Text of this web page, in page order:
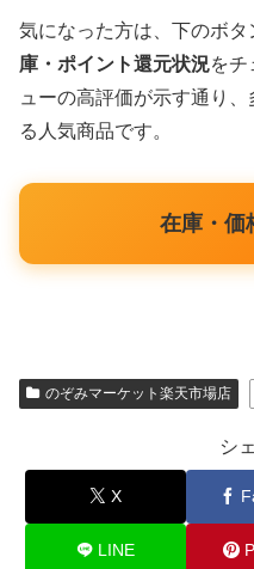
気になった方は、下のボ
庫・ポイント還元状況をチ
ューの高評価が示す通り
る人気商品です。
在庫・価
のぞみマーケット楽天市場店
シ
X
LINE